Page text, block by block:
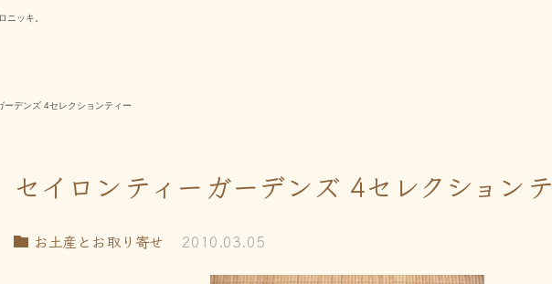
ニッキ。
ーデンズ 4セレクションティー
セイロンティーガーデンズ 4セレクション
お土産とお取り寄せ 2010.03.05